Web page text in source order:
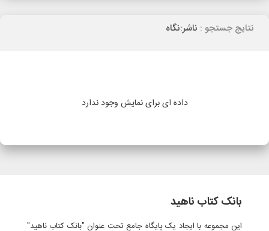
نتایج جستجو : ناشر:نگاه
داده ای برای نمایش وجود ندارد
بانک کتاب ناهید
این مجموعه با ایجاد یک پایگاه جامع تحت عنوان "بانک کتاب ناهید"